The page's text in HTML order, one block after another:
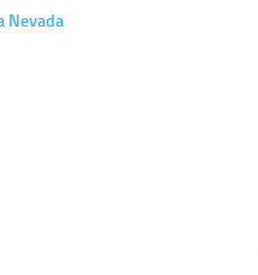
Nevada